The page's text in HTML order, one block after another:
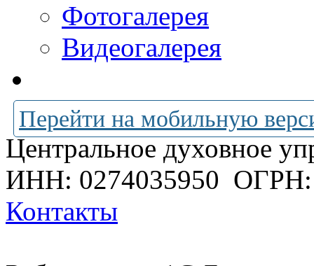
Фотогалерея
Видеогалерея
Перейти на мобильную
Центральное духовное
ИНН: 0274035950 ОГРН:
Контакты